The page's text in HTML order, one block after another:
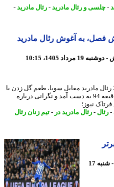
و رئال مادرید- رئال مادرید-
به آغوش رئال مادرید
شرودر با گلزنی در شکست 4 بر 2 رئال مادرید مقابل سویا، طعم گل زدن با
پیراهن رئال مادرید را چشید. این گل در دقیقه 94 به دست آمد و نگرانی درباره
نیوز؛
-رئال مادرید در- تیم زنان رئال
2 روز پیش - شنبه 17